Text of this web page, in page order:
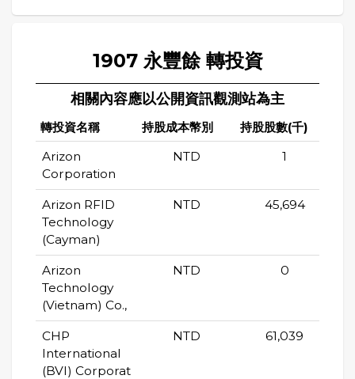
1907 永豐餘 轉投資
相關內容應以公開資訊觀測站為主
轉投資名稱 持股成本幣別 持股股數(千)
Arizon
Corporation
NTD 1
Arizon RFID
Technology
(Cayman)
NTD 45,694
Arizon
Technology
(Vietnam) Co.,
NTD 0
CHP
International
(BVI) Corporat
NTD 61,039